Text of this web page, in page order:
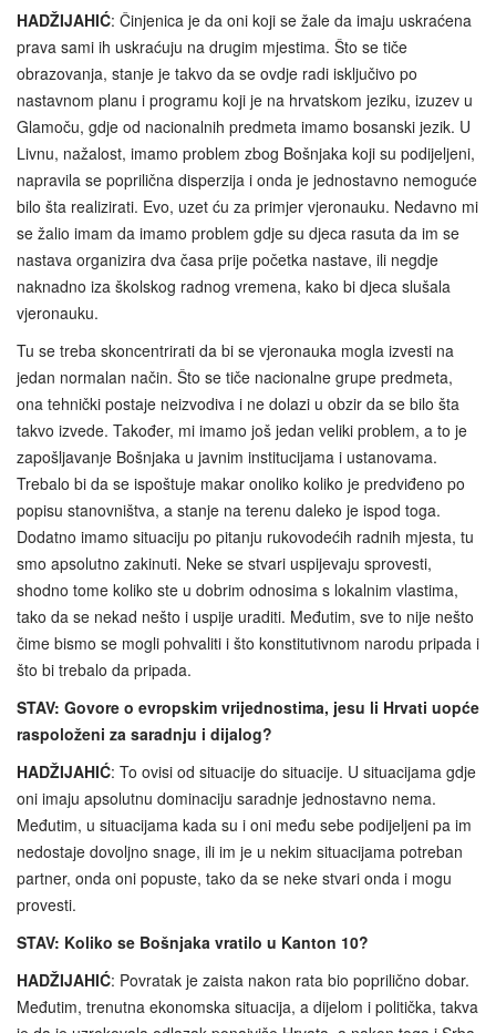
HADŽIJAHIĆ: Činjenica je da oni koji se žale da imaju uskraćena
prava sami ih uskraćuju na drugim mjestima. Što se tiče
obrazovanja, stanje je takvo da se ovdje radi isključivo po
nastavnom planu i programu koji je na hrvatskom jeziku, izuzev u
Glamoču, gdje od nacionalnih predmeta imamo bosanski jezik. U
Livnu, nažalost, imamo problem zbog Bošnjaka koji su podijeljeni,
napravila se poprilična disperzija i onda je jednostavno nemoguće
bilo šta realizirati. Evo, uzet ću za primjer vjeronauku. Nedavno mi
se žalio imam da imamo problem gdje su djeca rasuta da im se
nastava organizira dva časa prije početka nastave, ili negdje
naknadno iza školskog radnog vremena, kako bi djeca slušala
vjeronauku.
Tu se treba skoncentrirati da bi se vjeronauka mogla izvesti na
jedan normalan način. Što se tiče nacionalne grupe predmeta,
ona tehnički postaje neizvodiva i ne dolazi u obzir da se bilo šta
takvo izvede. Također, mi imamo još jedan veliki problem, a to je
zapošljavanje Bošnjaka u javnim institucijama i ustanovama.
Trebalo bi da se ispoštuje makar onoliko koliko je predviđeno po
popisu stanovništva, a stanje na terenu daleko je ispod toga.
Dodatno imamo situaciju po pitanju rukovodećih radnih mjesta, tu
smo apsolutno zakinuti. Neke se stvari uspijevaju sprovesti,
shodno tome koliko ste u dobrim odnosima s lokalnim vlastima,
tako da se nekad nešto i uspije uraditi. Međutim, sve to nije nešto
čime bismo se mogli pohvaliti i što konstitutivnom narodu pripada i
što bi trebalo da pripada.
STAV: Govore o evropskim vrijednostima, jesu li Hrvati uopće
raspoloženi za saradnju i dijalog?
HADŽIJAHIĆ: To ovisi od situacije do situacije. U situacijama gdje
oni imaju apsolutnu dominaciju saradnje jednostavno nema.
Međutim, u situacijama kada su i oni među sebe podijeljeni pa im
nedostaje dovoljno snage, ili im je u nekim situacijama potreban
partner, onda oni popuste, tako da se neke stvari onda i mogu
provesti.
STAV: Koliko se Bošnjaka vratilo u Kanton 10?
HADŽIJAHIĆ: Povratak je zaista nakon rata bio poprilično dobar.
Međutim, trenutna ekonomska situacija, a dijelom i politička, takva